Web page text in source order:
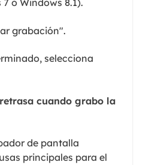
o Windows 8.1).
grabación".
selecciona
cuando grabo la
de pantalla
principales para el